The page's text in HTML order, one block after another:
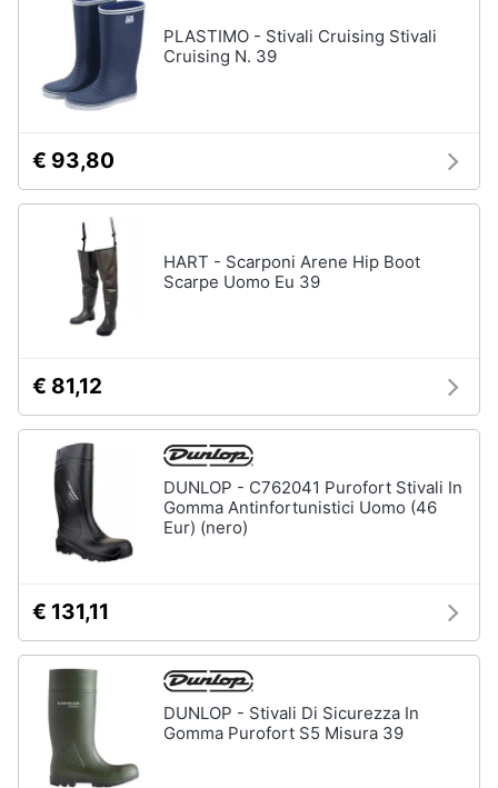
Sport
Animali
Libri,
Festività
ricorrenze
Promozioni
Servizi
Assistenza
Esci
Accessori
Sigaretta
elettronica
Vestiari
tutti
Orologi
Apple
PLASTIMO - Stivali Cruising Stivali
Cruising N. 39
€ 93,80
HART - Scarponi Arene Hip Boot
Scarpe Uomo Eu 39
€ 81,12
DUNLOP - C762041 Purofort Stivali In
Gomma Antinfortunistici Uomo (46
Eur) (nero)
€ 131,11
DUNLOP - Stivali Di Sicurezza In
Gomma Purofort S5 Misura 39